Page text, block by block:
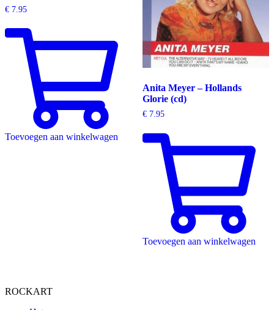
€ 7.95
Toevoegen aan winkelwagen
Anita Meyer – Hollands
Glorie (cd)
€7.95
Toevoegen aan winkelwagen
ROCKART